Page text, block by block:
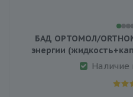
БАД ОРТОМОЛ/
энергии
Наличие